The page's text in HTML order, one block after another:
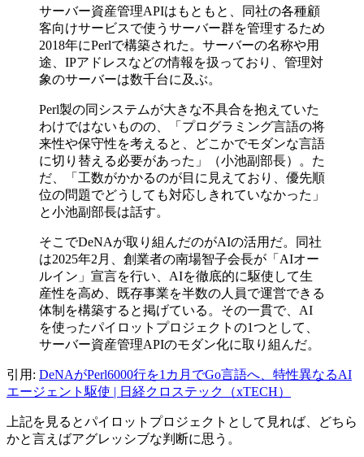
サーバー資産管理APIはもともと、同社の各種顧
客向けサービスで使うサーバー群を管理するため
2018年にPerlで構築された。サーバーの名称や用
途、IPアドレスなどの情報を扱っており、管理対
象のサーバーは数千台に及ぶ。
Perl製の同システムが大きな不具合を抱えていた
わけではないものの、「プログラミング言語の将
来性や保守性を考えると、どこかでモダンな言語
に切り替える必要があった」（小池副部長）。た
だ、「工数がかかるのが目に見えており、優先順
位の問題でどうしても対応しきれていなかった」
と小池副部長は話す。
そこでDeNAが取り組んだのがAIの活用だ。同社
は2025年2月、創業者の南場智子会長が「AIオー
ルイン」宣言を行い、AIを徹底的に駆使して生
産性を高め、既存事業を半数の人員で運営できる
体制を構築すると掲げている。その一貫で、AI
を使ったパイロットプロジェクトの1つとして、
サーバー資産管理APIのモダン化に取り組んだ。
引用: DeNAがPerl6000行を1カ月でGo言語へ、特性異なるAI
エージェント駆使 | 日経クロステック（xTECH）
上記を見るとパイロットプロジェクトとして見れば、どちら
かと言えばアグレッシブな判断に思う。